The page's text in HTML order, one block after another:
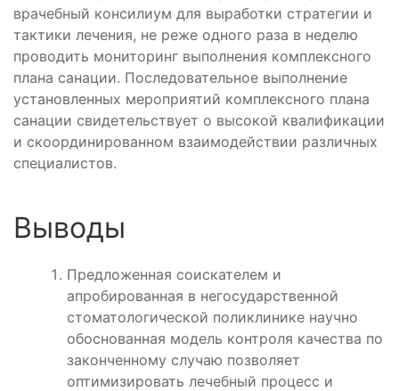
врачебный консилиум для выработки стратегии и
тактики лечения, не реже одного раза в неделю
проводить мониторинг выполнения комплексного
плана санации. Последовательное выполнение
установленных мероприятий комплексного плана
санации свидетельствует о высокой квалификации
и скоординированном взаимодействии различных
специалистов.
Выводы
Предложенная соискателем и
апробированная в негосударственной
стоматологической поликлинике научно
обоснованная модель контроля качества по
законченному случаю позволяет
оптимизировать лечебный процесс и